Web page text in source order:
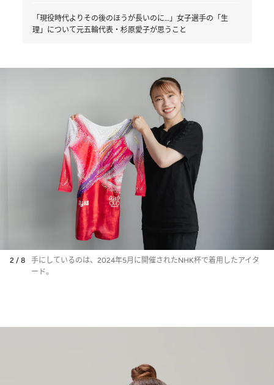
「現役時代よりその後のほうが長いのに…」女子選手の「生
理」について元五輪代表・杉原愛子が思うこと
2 / 8
手にしているのは、2024年5月に開催されたNHK杯で着用したアイタ
ード。